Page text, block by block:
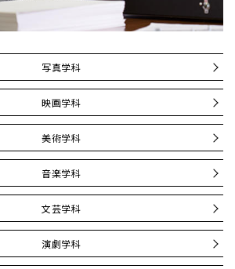
写真学科
映画学科
美術学科
音楽学科
文芸学科
演劇学科